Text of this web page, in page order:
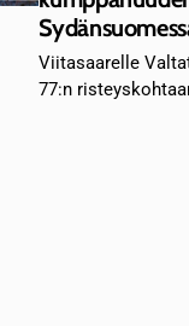
Viitasaarelle
77:n